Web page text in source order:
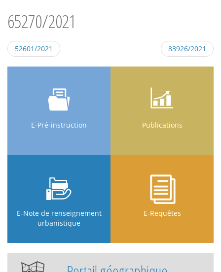
65270/2021
52601/2021 83926/2021
E-Pré-instruction Publications
E-Note de renseignement
urbanistique
E-Requêtes